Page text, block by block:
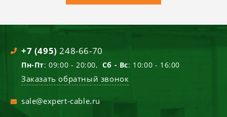
+7 (495) 248-66-70
Пн-Пт: 09:00 - 20:00, Сб - Вс: 10:00 - 16:00
Заказать обратный звонок
sale@expert-cable.ru